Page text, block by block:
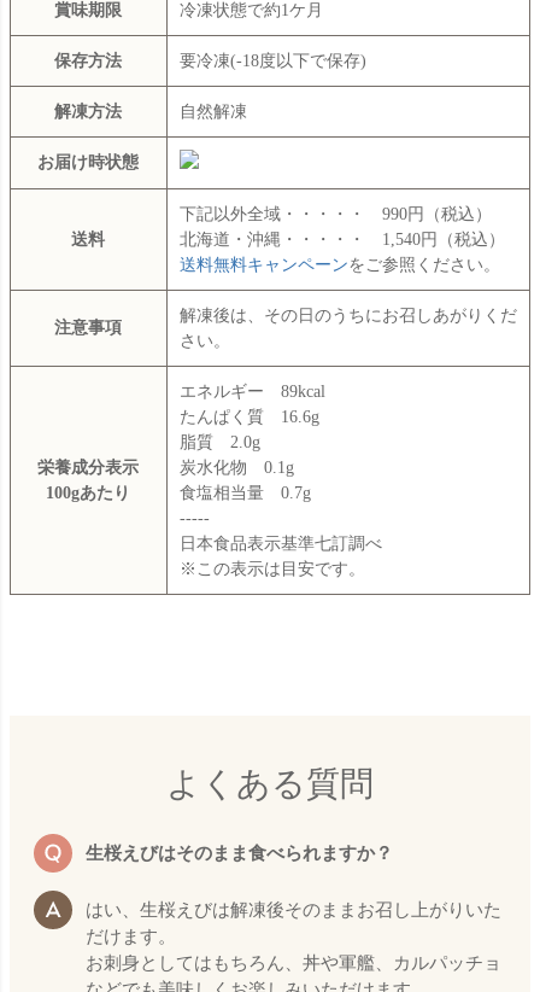
賞味期限 冷凍状態で約1ケ月
保存方法 要冷凍(-18度以下で保存)
解凍方法 自然解凍
お届け時状態
送料
下記以外全域・・・・・ 990円（税込）
北海道・沖縄・・・・・ 1,540円（税込）
送料無料キャンペーンをご参照ください。
注意事項
解凍後は、その日のうちにお召しあがりくだ
さい。
栄養成分表示
100gあたり
エネルギー 89kcal
たんぱく質 16.6g
脂質 2.0g
炭水化物 0.1g
食塩相当量 0.7g
-----
日本食品表示基準七訂調べ
※この表示は目安です。
よくある質問
生桜えびはそのまま食べられますか？
はい、生桜えびは解凍後そのままお召し上がりいた
だけます。
お刺身としてはもちろん、丼や軍艦、カルパッチョ